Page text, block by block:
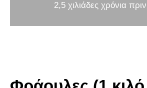
2,5 χιλιάδες χρόνια